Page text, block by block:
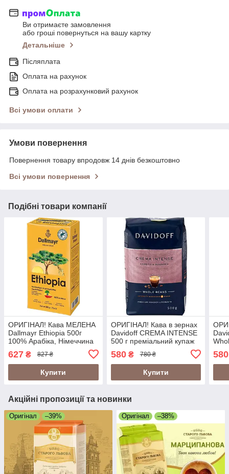
Ви отримаєте замовлення
або гроші повернуться на вашу картку
Детальніше
Післяплата
Оплата на рахунок
Оплата на розрахунковий рахунок
Всі умови оплати
Умови повернення
Повернення товару впродовж 14 днів безкоштовно
Всі умови повернення
Подібні товари компанії
ОРИГІНАЛ! Кава МЕЛЕНА
Dallmayr Ethiopia 500г
100% Арабіка, Німеччина
627 ₴ 827 ₴
Купити
ОРИГІНАЛ! Кава в зернах
Davidoff CREMA INTENSE
500 г преміальний купаж
580₴ 780 ₴
Купити
кава
580
Акційні пропозиції та новинки
Оригінал –39% Оригінал –38%